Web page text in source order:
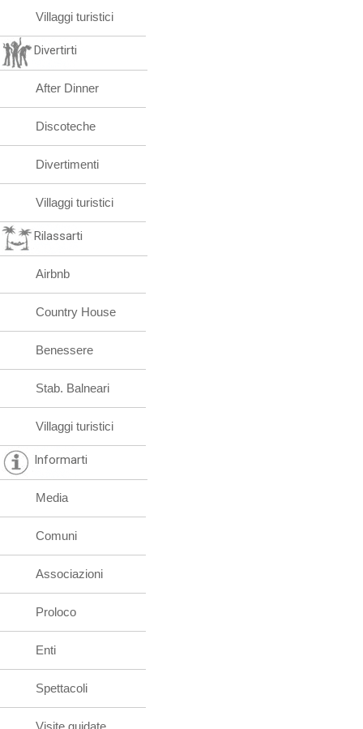
Villaggi turistici
Divertirti
After Dinner
Discoteche
Divertimenti
Villaggi turistici
Rilassarti
Airbnb
Country House
Benessere
Stab. Balneari
Villaggi turistici
Informarti
Media
Comuni
Associazioni
Proloco
Enti
Spettacoli
Visite guidate